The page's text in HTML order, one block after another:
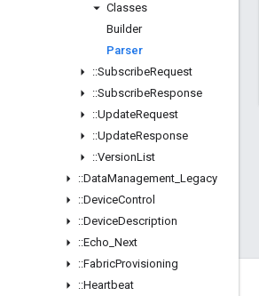
Classes
Builder
Parser
::SubscribeRequest
::SubscribeResponse
::UpdateRequest
::UpdateResponse
::VersionList
::DataManagement Legacy
::DeviceControl
::DeviceDescription
::Echo Next
::FabricProvisioning
::Heartbeat